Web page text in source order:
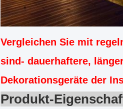
Vergleichen Sie mit
sind- dauerhaftere,
Dekorationsgeräte der
Produkt-